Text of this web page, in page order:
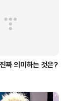
짜 의미하는 것은?